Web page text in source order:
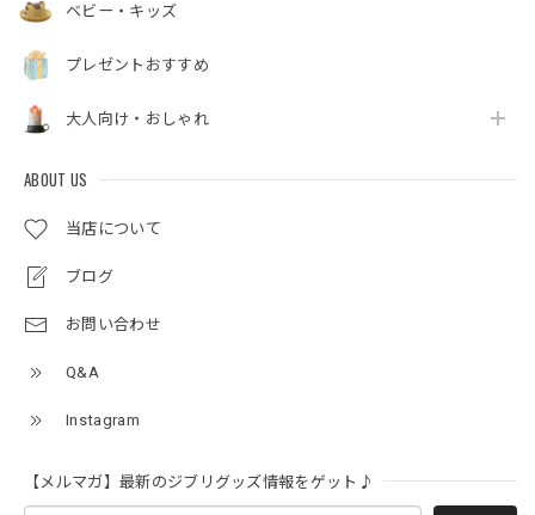
ベビー・キッズ
プレゼントおすすめ
大人向け・おしゃれ
ABOUT US
当店について
ブログ
お問い合わせ
Q&A
Instagram
【メルマガ】最新のジブリグッズ情報をゲット♪